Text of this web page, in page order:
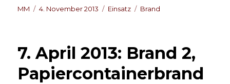
Autor
MM
Veröffentlicht
4. November 2013 Kategorien
Einsatz Schlagwörter
Brand
7. April 2013: Brand 2,
Papiercontainerbrand